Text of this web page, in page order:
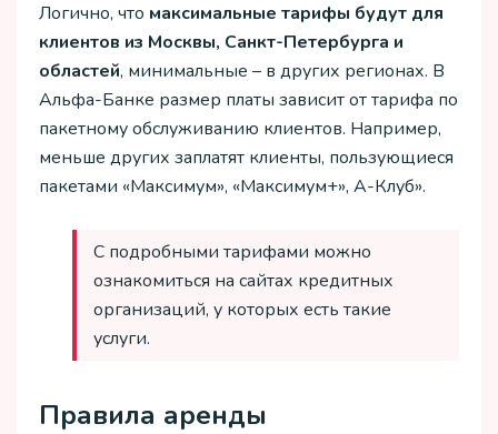
Логично, что максимальные тарифы будут для
клиентов из Москвы, Санкт-Петербурга и
областей, минимальные – в других регионах. В
Альфа-Банке размер платы зависит от тарифа по
пакетному обслуживанию клиентов. Например,
меньше других заплатят клиенты, пользующиеся
пакетами «Максимум», «Максимум+», А-Клуб».
С подробными тарифами можно
ознакомиться на сайтах кредитных
организаций, у которых есть такие
услуги.
Правила аренды